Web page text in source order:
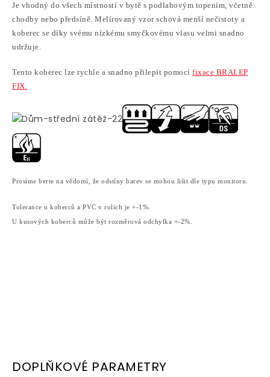
Je vhodný do všech místností v bytě s podlahovým topením, včetně
chodby nebo předsíně. Melírovaný vzor schová menší nečistoty a
koberec se díky svému nízkému smyčkovému vlasu velmi snadno
udržuje.
Tento koberec lze rychle a snadno přilepit pomocí fixace BRALEP
FIX.
Prosíme berte na vědomí, že odstíny barev se mohou lišit dle typu monitoru.
Tolerance u koberců a PVC v rolích je +-1%.
U kusových koberců může být rozměrová odchylka +-2%.
DOPLŇKOVÉ PARAMETRY